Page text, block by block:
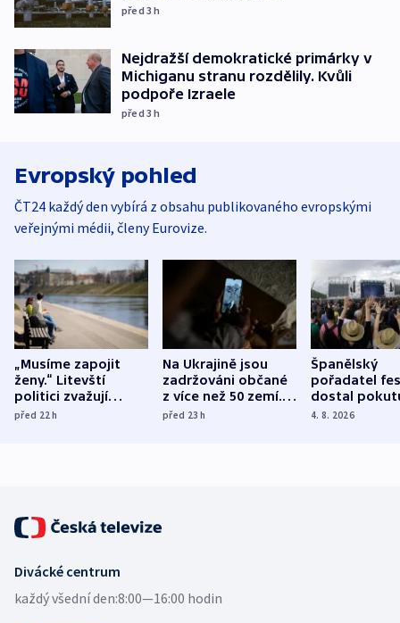
před 3h
Nejdražší demokratické primárky v
Michiganu stranu rozdělily. Kvůli
podpoře Izraele
před 3h
Evropský pohled
ČT24 každý den vybírá z obsahu publikovaného evropskými
veřejnými médii, členy Eurovize.
„Musíme zapojit
ženy.“ Litevští
politici zvažují
dohodu o
před 22h
Na Ukrajině jsou
zadržováni občané
z více než 50 zemí.
Bojovali na straně
před 23h
Španělský
pořadatel
dostal
nekalé
4. 8. 2026
Divácké centrum
každý všední den:8:00—16:00 hodin